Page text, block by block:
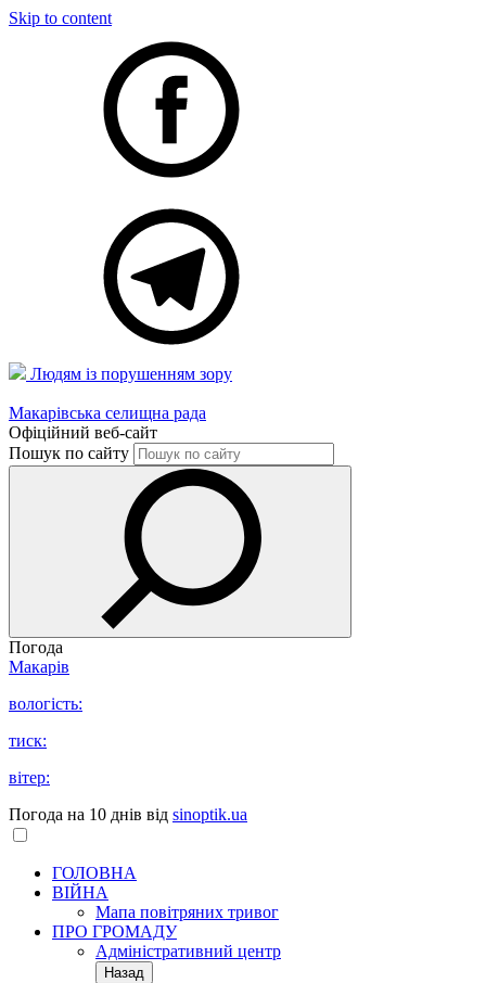
Skip to content
Людям із порушенням зору
Макарівська селищна рада
Офіційний веб-сайт
Пошук по сайту
Погода
Макарів
вологість:
тиск:
вітер:
Погода на 10 днів від sinoptik.ua
ГОЛОВНА
ВІЙНА
Мапа повітряних тривог
ПРО ГРОМАДУ
Aдміністративний центр
Назад